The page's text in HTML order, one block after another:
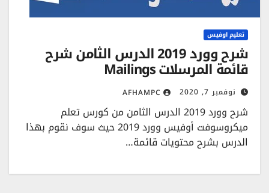
تعليم اوفيس
شرح وورد 2019 الدرس الثامن شرح
قائمة المرسلات Mailings
نوفمبر 7, 2020 AFHAMPC
شرح وورد 2019 الدرس الثامن من كورس تعلم
ميكروسوفت أوفيس وورد 2019 حيث سوف نقوم بهذا
الدرس بشرح محتويات قائمة…